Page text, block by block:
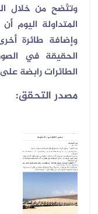
وتتّضح من خلال
المتداولة اليوم
وإضافة طائرة
الحقيقة في
الطائرات رابضة
مصدر التحقق: